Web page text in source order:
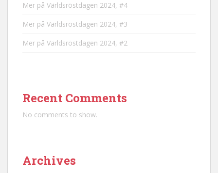
Mer på Världsröstdagen 2024, #4
Mer på Världsröstdagen 2024, #3
Mer på Världsröstdagen 2024, #2
Recent Comments
No comments to show.
Archives